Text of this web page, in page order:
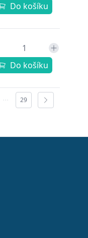
Do košíku
Do košíku
29